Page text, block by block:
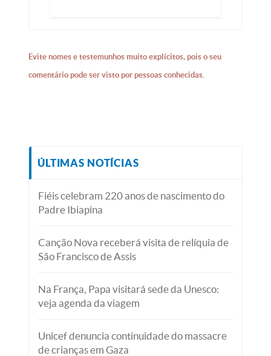
Evite nomes e testemunhos muito explícitos, pois o seu
comentário pode ser visto por pessoas conhecidas.
ÚLTIMAS NOTÍCIAS
Fiéis celebram 220 anos de nascimento do
Padre Ibiapina
Canção Nova receberá visita de relíquia de
São Francisco de Assis
Na França, Papa visitará sede da Unesco:
veja agenda da viagem
Unicef denuncia continuidade do massacre
de crianças em Gaza